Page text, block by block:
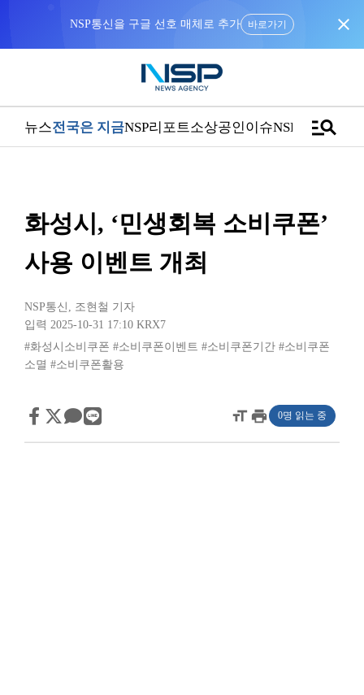
NSP통신을 구글 선호 매체로 추가 바로가기 close
뉴스전국은 지금NSP리포트소상공인이슈NSPTVmanage_search
화성시, ‘민생회복 소비쿠폰’
사용 이벤트 개최
NSP통신 , 조현철 기자
입력 2025-10-31 17:10 KRX7
#화성시소비쿠폰 #소비쿠폰이벤트 #소비쿠폰기간 #소비쿠폰
소멸 #소비쿠폰활용
format_sizeprint 0명 읽는 중